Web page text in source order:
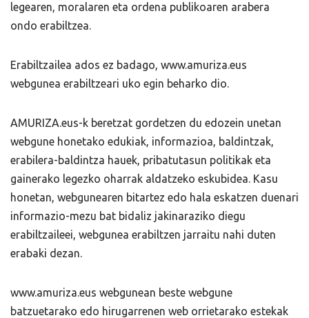
legearen, moralaren eta ordena publikoaren arabera
ondo erabiltzea.
Erabiltzailea ados ez badago, www.amuriza.eus
webgunea erabiltzeari uko egin beharko dio.
AMURIZA.eus-k beretzat gordetzen du edozein unetan
webgune honetako edukiak, informazioa, baldintzak,
erabilera-baldintza hauek, pribatutasun politikak eta
gainerako legezko oharrak aldatzeko eskubidea. Kasu
honetan, webgunearen bitartez edo hala eskatzen duenari
informazio-mezu bat bidaliz jakinaraziko diegu
erabiltzaileei, webgunea erabiltzen jarraitu nahi duten
erabaki dezan.
www.amuriza.eus webgunean beste webgune
batzuetarako edo hirugarrenen web orrietarako estekak